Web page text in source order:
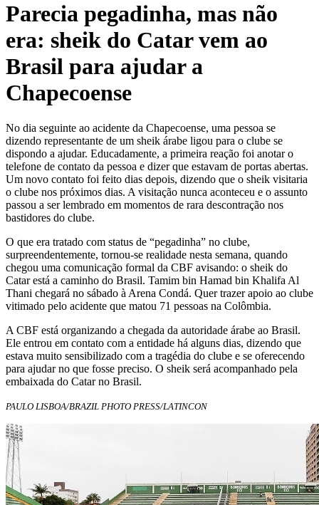
Parecia pegadinha, mas não
era: sheik do Catar vem ao
Brasil para ajudar a
Chapecoense
No dia seguinte ao acidente da Chapecoense, uma pessoa se
dizendo representante de um sheik árabe ligou para o clube se
dispondo a ajudar. Educadamente, a primeira reação foi anotar o
telefone de contato da pessoa e dizer que estavam de portas abertas.
Um novo contato foi feito dias depois, dizendo que o sheik visitaria
o clube nos próximos dias. A visitação nunca aconteceu e o assunto
passou a ser lembrado em momentos de rara descontração nos
bastidores do clube.
O que era tratado com status de “pegadinha” no clube,
surpreendentemente, tornou-se realidade nesta semana, quando
chegou uma comunicação formal da CBF avisando: o sheik do
Catar está a caminho do Brasil. Tamim bin Hamad bin Khalifa Al
Thani chegará no sábado à Arena Condá. Quer trazer apoio ao clube
vitimado pelo acidente que matou 71 pessoas na Colômbia.
A CBF está organizando a chegada da autoridade árabe ao Brasil.
Ele entrou em contato com a entidade há alguns dias, dizendo que
estava muito sensibilizado com a tragédia do clube e se oferecendo
para ajudar no que fosse preciso. O sheik será acompanhado pela
embaixada do Catar no Brasil.
PAULO LISBOA/BRAZIL PHOTO PRESS/LATINCON